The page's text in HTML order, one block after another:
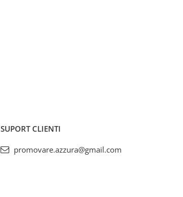
SUPORT CLIENTI
promovare.azzura@gmail.com